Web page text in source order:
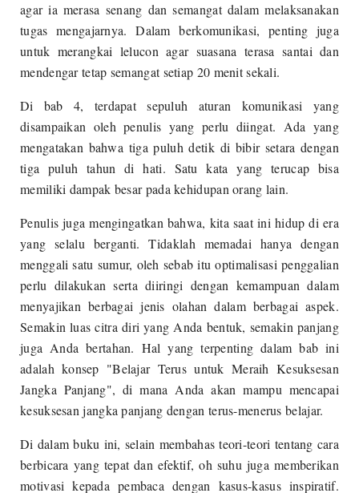
agar ia merasa senang dan semangat dalam melaksanakan
tugas mengajarnya. Dalam berkomunikasi, penting juga
untuk merangkai lelucon agar suasana terasa santai dan
mendengar tetap semangat setiap 20 menit sekali.
Di bab 4, terdapat sepuluh aturan komunikasi yang
disampaikan oleh penulis yang perlu diingat. Ada yang
mengatakan bahwa tiga puluh detik di bibir setara dengan
tiga puluh tahun di hati. Satu kata yang terucap bisa
memiliki dampak besar pada kehidupan orang lain.
Penulis juga mengingatkan bahwa, kita saat ini hidup di era
yang selalu berganti. Tidaklah memadai hanya dengan
menggali satu sumur, oleh sebab itu optimalisasi penggalian
perlu dilakukan serta diiringi dengan kemampuan dalam
menyajikan berbagai jenis olahan dalam berbagai aspek.
Semakin luas citra diri yang Anda bentuk, semakin panjang
juga Anda bertahan. Hal yang terpenting dalam bab ini
adalah konsep "Belajar Terus untuk Meraih Kesuksesan
Jangka Panjang", di mana Anda akan mampu mencapai
kesuksesan jangka panjang dengan terus-menerus belajar.
Di dalam buku ini, selain membahas teori-teori tentang cara
berbicara yang tepat dan efektif, oh suhu juga memberikan
motivasi kepada pembaca dengan kasus-kasus inspiratif.